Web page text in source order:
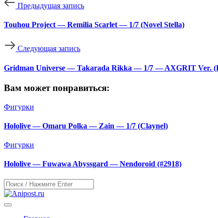
Предыдущая запись
Touhou Project — Remilia Scarlet — 1/7 (Novel Stella)
Следующая запись
Gridman Universe — Takarada Rikka — 1/7 — AXGRIT Ver.
Вам может понравиться:
Фигурки
Hololive — Omaru Polka — Zain — 1/7 (Claynel)
Фигурки
Hololive — Fuwawa Abyssgard — Nendoroid (#2918)